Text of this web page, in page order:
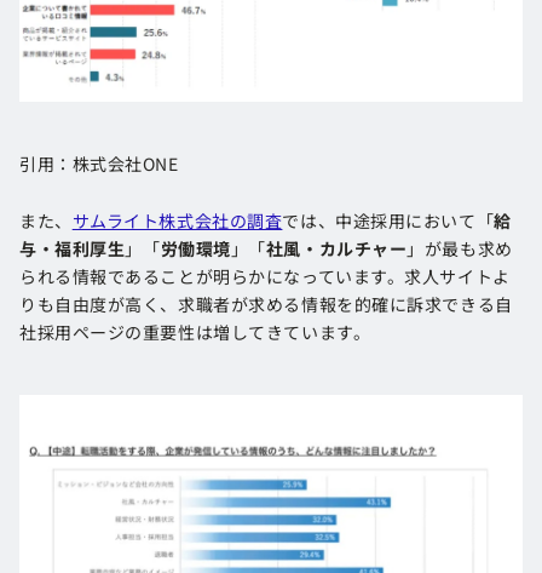
引用：株式会社ONE
また、 サムライト株式会社の調査では、中途採用において「給
与・福利厚生 」「労働環境 」「社風・カルチャー 」が最も求め
られる情報であることが明らかになっています​​。求人サイトよ
りも自由度が高く、求職者が求める情報を的確に訴求できる自
社採用ページの重要性は増してきています。